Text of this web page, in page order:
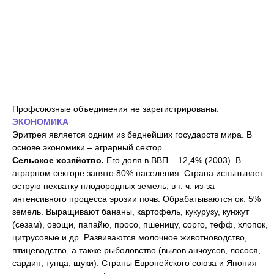
Профсоюзные объединения не зарегистрированы.
ЭКОНОМИКА
Эритрея является одним из беднейших государств мира. В
основе экономики – аграрный сектор.
Сельское хозяйство. Его доля в ВВП – 12,4% (2003). В
аграрном секторе занято 80% населения. Страна испытывает
острую нехватку плодородных земель, в т. ч. из-за
интенсивного процесса эрозии почв. Обрабатываются ок. 5%
земель. Выращивают бананы, картофель, кукурузу, кунжут
(сезам), овощи, папайю, просо, пшеницу, сорго, тефф, хлопок,
цитрусовые и др. Развиваются молочное животноводство,
птицеводство, а также рыболовство (вылов анчоусов, лосося,
сардин, тунца, щуки). Страны Европейского союза и Япония